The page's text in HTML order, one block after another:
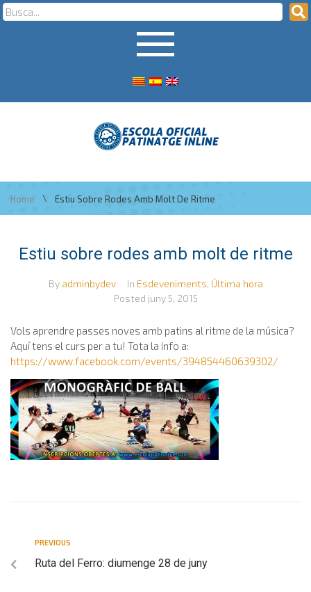
Home \ Estiu Sobre Rodes Amb Molt De Ritme
Estiu sobre rodes amb molt de ritme
By adminbydev In Esdeveniments, Última hora
Posted juny 5, 2015
Vols aprendre passes noves amb patins al ritme de la música?
Aquí tens el curs per a tu! Tota la info a:
https://www.facebook.com/events/394854460639302/
PREVIOUS
Ruta del Ferro: diumenge 28 de juny